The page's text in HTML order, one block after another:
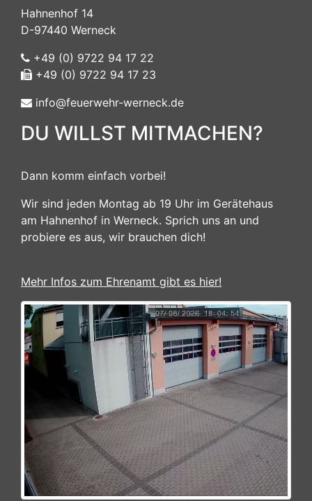
Hahnenhof 14
D-97440 Werneck
+49 (0) 9722 94 17 22
+49 (0) 9722 94 17 23
info@feuerwehr-werneck.de
DU WILLST MITMACHEN?
Dann komm einfach vorbei!
Wir sind jeden Montag ab 19 Uhr im Gerätehaus
am Hahnenhof in Werneck. Sprich uns an und
probiere es aus, wir brauchen dich!
Mehr Infos zum Ehrenamt gibt es hier!